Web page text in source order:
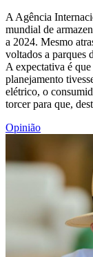
A Agência
mundial de
a 2024. Mesmo
voltados a parques
A expectativa é
planejamento
elétrico, o
torcer para que,
Opinião